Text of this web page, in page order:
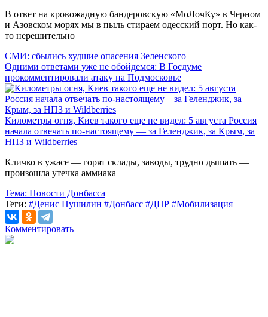
В ответ на кровожадную бандеровскую «МоЛочКу» в Черном
и Азовском морях мы в пыль стираем одесский порт. Но как-
то нерешительно
СМИ: сбылись худшие опасения Зеленского
Одними ответами уже не обойдемся: В Госдуме
прокомментировали атаку на Подмосковье
Километры огня, Киев такого еще не видел: 5 августа Россия
начала отвечать по-настоящему — за Геленджик, за Крым, за
НПЗ и Wildberries
Кличко в ужасе — горят склады, заводы, трудно дышать —
произошла утечка аммиака
Тема: Новости Донбасса
Теги: #Денис Пушилин #Донбасс #ДНР #Мобилизация
Комментировать